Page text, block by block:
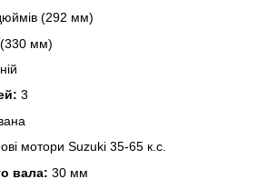
(292 мм)
мм)
3
мотори Suzuki 35-65 к.с.
вала: 30 мм